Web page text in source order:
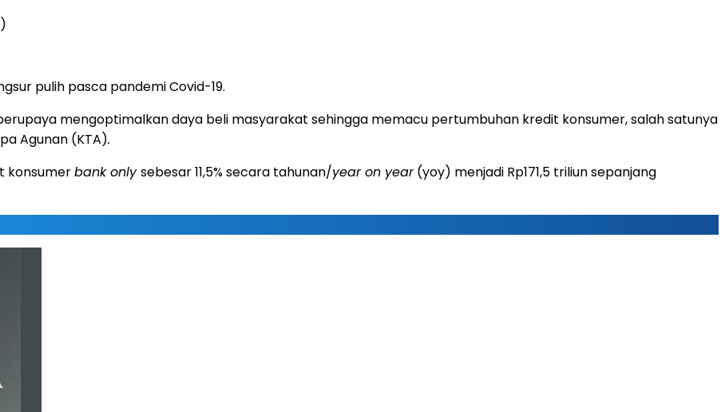
pulih pasca pandemi Covid-19.
mengoptimalkan daya beli masyarakat sehingga memacu pertumbuhan kredit konsumer, salah satunya
Agunan (KTA).
konsumerbank onlysebesar 11,5% secara tahunan/year on year(yoy) menjadi Rp171,5 triliun sepanjang